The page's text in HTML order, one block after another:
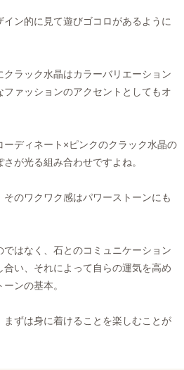
ン的に見て遊びゴコロがあるように
ラック水晶はカラーバリエーション
ァッションのアクセントとしてもオ
ディネート×ピンクのクラック水晶の
が光る組み合わせですよね。
のワクワク感はパワーストーンにも
はなく、石とのコミュニケーション
い、それによって自らの運気を高め
ンの基本。
まずは身に着けることを楽しむことが